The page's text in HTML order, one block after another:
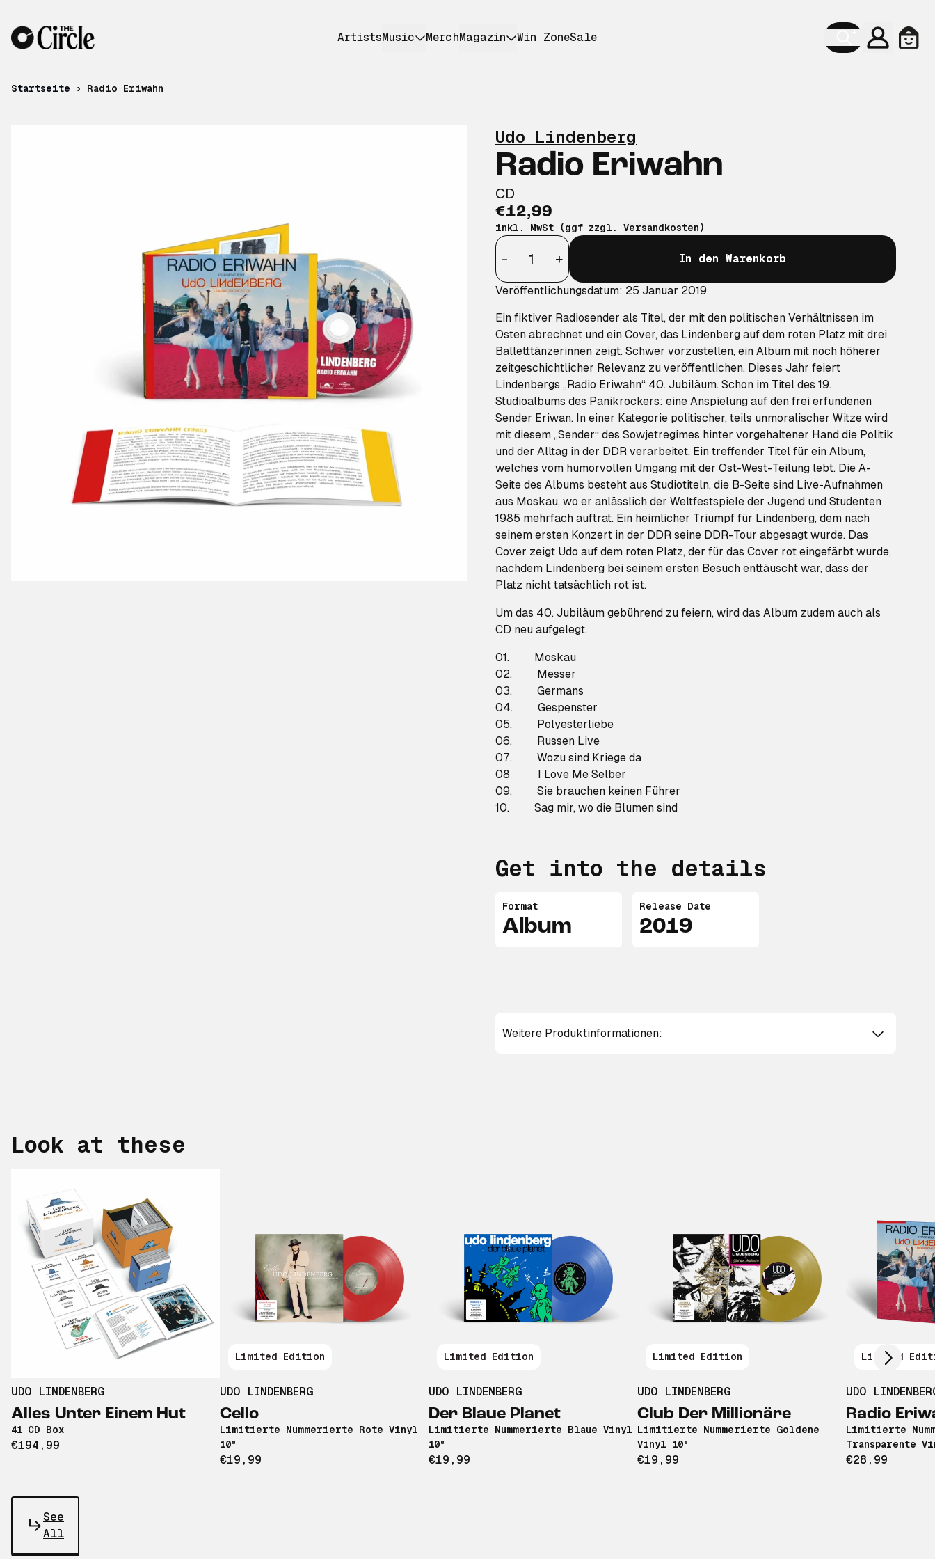
ArtistsMusic MerchMagazin Win ZoneSale
Konto
Startseite › Radio Eriwahn
Udo Lindenberg
Radio Eriwahn
CD
€12,99
inkl. MwSt (ggf zzgl. Versandkosten)
Anzahl
-
+ In den Warenkorb
Veröffentlichungsdatum: 25 Januar 2019
Ein fiktiver Radiosender als Titel, der mit den politischen Verhältnissen im
Osten abrechnet und ein Cover, das Lindenberg auf dem roten Platz mit drei
Balletttänzerinnen zeigt. Schwer vorzustellen, ein Album mit noch höherer
zeitgeschichtlicher Relevanz zu veröffentlichen. Dieses Jahr feiert
Lindenbergs „Radio Eriwahn“ 40. Jubiläum. Schon im Titel des 19.
Studioalbums des Panikrockers: eine Anspielung auf den frei erfundenen
Sender Eriwan. In einer Kategorie politischer, teils unmoralischer Witze wird
mit diesem „Sender“ des Sowjetregimes hinter vorgehaltener Hand die Politik
und der Alltag in der DDR verarbeitet. Ein treffender Titel für ein Album,
welches vom humorvollen Umgang mit der Ost-West-Teilung lebt. Die A-
Seite des Albums besteht aus Studiotiteln, die B-Seite sind Live-Aufnahmen
aus Moskau, wo er anlässlich der Weltfestspiele der Jugend und Studenten
1985 mehrfach auftrat. Ein heimlicher Triumpf für Lindenberg, dem nach
seinem ersten Konzert in der DDR seine DDR-Tour abgesagt wurde. Das
Cover zeigt Udo auf dem roten Platz, der für das Cover rot eingefärbt wurde,
nachdem Lindenberg bei seinem ersten Besuch enttäuscht war, dass der
Platz nicht tatsächlich rot ist.
Um das 40. Jubiläum gebührend zu feiern, wird das Album zudem auch als
CD neu aufgelegt.
01. Moskau
02. Messer
03. Germans
04. Gespenster
05. Polyesterliebe
06. Russen Live
07. Wozu sind Kriege da
08 I Love Me Selber
09. Sie brauchen keinen Führer
10. Sag mir, wo die Blumen sind
Get into the details
Format
Album
Release Date
2019
Weitere Produktinformationen:
Look at these
UDO LINDENBERG
Alles Unter Einem Hut
41 CD Box
€194,99
Limited Edition
UDO LINDENBERG
Cello
Limitierte Nummerierte Rote Vinyl
10"
€19,99
Limited Edition
UDO LINDENBERG
Der Blaue Planet
Limitierte Nummerierte Blaue Vinyl
10"
€19,99
Limited Edition
UDO LINDENBERG
Club Der Millionäre
Limitierte Nummerierte Goldene
Vinyl 10"
€19,99
Limited
UDO
Radio
Limitierte
Transparente
€28,99
Scroll right
See
All